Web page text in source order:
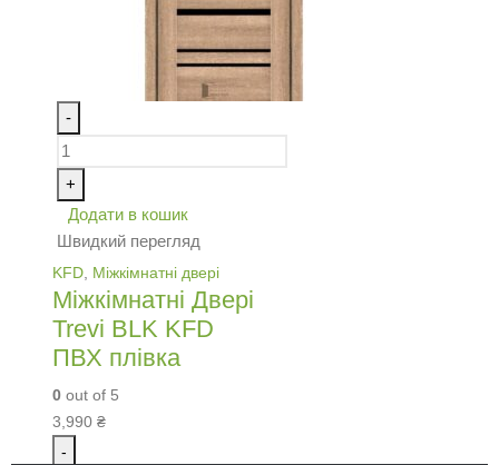
-
+
Додати в кошик
Швидкий перегляд
KFD Міжкімнатні двері
Міжкімнатні Двері
Trevi BLK KFD
ПВХ плівка
0 out of 5
3,990 ₴
-